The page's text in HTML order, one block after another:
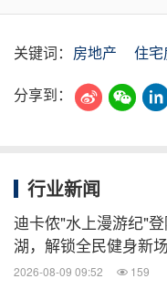
关键词： 房地产
住宅
分享到：
行业新闻
迪卡侬"水上漫游纪"
湖，解锁全民健身新
2026-08-09 09:52 159